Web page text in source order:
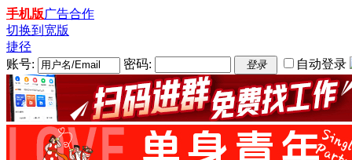
手机版广告合作
切换到宽版
捷径
账号:
密码: 登录 自动登录